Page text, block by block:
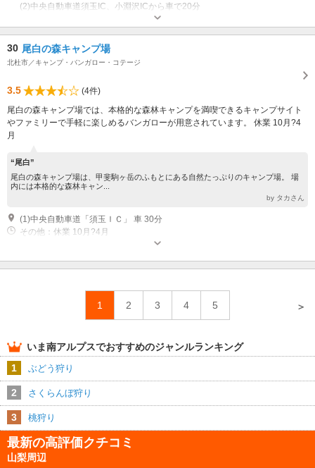
(2)中央自動車道須玉IC、小淵沢ICから車で20分
開園時間：9:00～17:00 休園日：水 水曜祝祭日の場合は翌日。ただし夏休み
専用駐車場あり（無料）300台
30 尾白の森キャンプ場
北杜市／キャンプ・バンガロー・コテージ
3.5
(4件)
尾白の森キャンプ場では、本格的な森林キャンプを満喫できるキャンプサイト
やファミリーで手軽に楽しめるバンガローが用意されています。 休業 10月?4
月
“尾白”
尾白の森キャンプ場は、甲斐駒ヶ岳のふもとにある自然たっぷりのキャンプ場。 場
内には本格的な森林キャン...
by タカさん
(1)中央自動車道「須玉ＩＣ」 車 30分
その他：休業 10月?4月
1 2 3 4 5 ＞
いま南アルプスでおすすめのジャンルランキング
1
ぶどう狩り
2 さくらんぼ狩り
3 桃狩り
最新の高評価クチコミ
山梨周辺